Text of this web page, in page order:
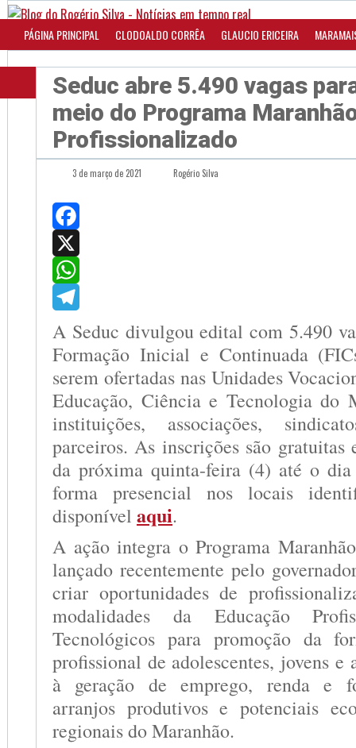
PÁGINA PRINCIPAL CLODOALDO CORRÊA GLAUCIO ERICEIRA
Seduc abre 5.490 vagas
meio do Programa
Profissionalizado
3 de março de 2021 Rogério Silva
Facebook
X
WhatsApp
Telegram
A Seduc divulgou edital com 5.490
Formação Inicial e Continuada
serem ofertadas nas Unidades
Educação, Ciência e Tecnologia do
instituições, associações,
parceiros. As inscrições são
da próxima quinta-feira (4) até o
forma presencial nos locais
disponível aqui.
A ação integra o Programa
lançado recentemente pelo
criar oportunidades de
modalidades da Educação
Tecnológicos para promoção da
profissional de adolescentes, jovens e
à geração de emprego, renda e
arranjos produtivos e potenciais
regionais do Maranhão.